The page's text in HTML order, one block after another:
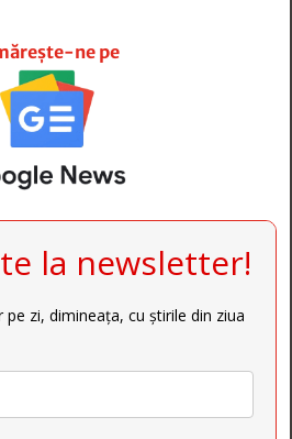
ne pe
la newsletter!
zi, dimineața, cu știrile din ziua